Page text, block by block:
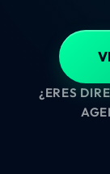
¿ERES